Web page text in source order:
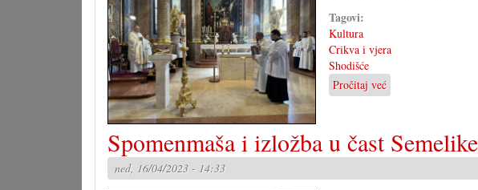
Tagovi:
Kultura
Crikva i vjera
Shodišće
Pročitaj već
Hrvatsko
Juri
Spomenmaša i izložba u čast
ned, 16/04/2023 - 14:33